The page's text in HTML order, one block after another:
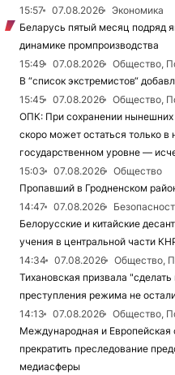
15:57
07.08.2026
Экономика
Беларусь пятый месяц подряд
динамике промпроизводства
15:49
07.08.2026
Общество,
В “список экстремистов“
15:45
07.08.2026
Общество,
ОПК: При сохранении нынешних
скоро может остаться только
государственном уровне —
15:03
07.08.2026
Общество
Пропавший в Гродненском
14:47
07.08.2026
Белорусские и китайские
учения в центральной части
14:34
07.08.2026
Общество,
Тихановская призвала
преступления режима не
14:13
07.08.2026
Общество,
Международная и
прекратить преследование
медиасферы